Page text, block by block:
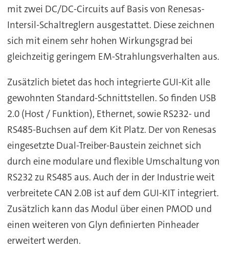
mit zwei DC/DC-Circuits auf Basis von Renesas-
Intersil-Schaltreglern ausgestattet. Diese zeichnen
sich mit einem sehr hohen Wirkungsgrad bei
gleichzeitig geringem EM-Strahlungsverhalten aus.
Zusätzlich bietet das hoch integrierte GUI-Kit alle
gewohnten Standard-Schnittstellen. So finden USB
2.0 (Host / Funktion), Ethernet, sowie RS232- und
RS485-Buchsen auf dem Kit Platz. Der von Renesas
eingesetzte Dual-Treiber-Baustein zeichnet sich
durch eine modulare und flexible Umschaltung von
RS232 zu RS485 aus. Auch der in der Industrie weit
verbreitete CAN 2.0B ist auf dem GUI-KIT integriert.
Zusätzlich kann das Modul über einen PMOD und
einen weiteren von Glyn definierten Pinheader
erweitert werden.